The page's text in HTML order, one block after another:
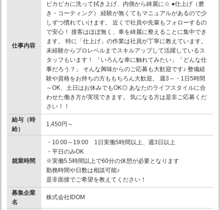
仕事内容
ピカピカに洗って拭き上げ、内側から綺麗に☆ ●仕上げ（磨
き・コーティング） 経験が無くてもマニュアルがあるので少
しずつ慣れていけます。 近くで社員や先輩もフォローするの
で安心！ 接客はほぼ無く、車を綺麗に整えることに集中でき
ます。 特に「仕上げ」の作業は社員が丁寧に教えています。
未経験からプロレベルまでスキルアップして活躍しているス
タッフもいます！ 「いろんな車に触れてみたい」「どんな仕
事だろう？」 そんな興味からのご応募も大歓迎です♪ 整備経
験や資格をお持ちの方ももちろん大歓迎。 週3～・1日5時間
～OK、土日はお休みでもOK◎ あなたのライフスタイルに合
わせた働き方が実現できます。 気になる方は是非ご応募くだ
さい！！
給与（時
給）
1,450円～
就業時間
・10:00～19:00 1日実働5時間以上、週3日以上
・平日のみOK
※実働5.5時間以上で60分の休憩が必要となります
勤務時間や日数は相談可能♪
是非面接でご希望を教えてください！
募集企業
名
株式会社IDOM